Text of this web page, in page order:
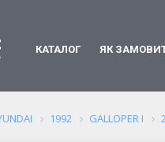
КАТАЛОГ ЯК
1992 GALLOPER I